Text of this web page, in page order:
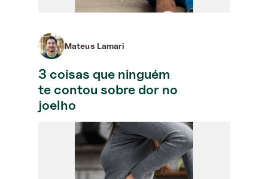
Mateus Lamari
3 coisas que ninguém
te contou sobre dor no
joelho